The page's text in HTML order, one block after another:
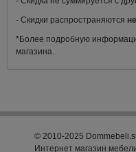
- Скидки распространяются
*Более подробную
магазина.
© 2010-2025
Интернет магазин